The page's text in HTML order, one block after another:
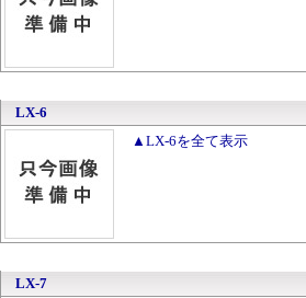
LX-6
▲LX-6を全て表示
LX-7